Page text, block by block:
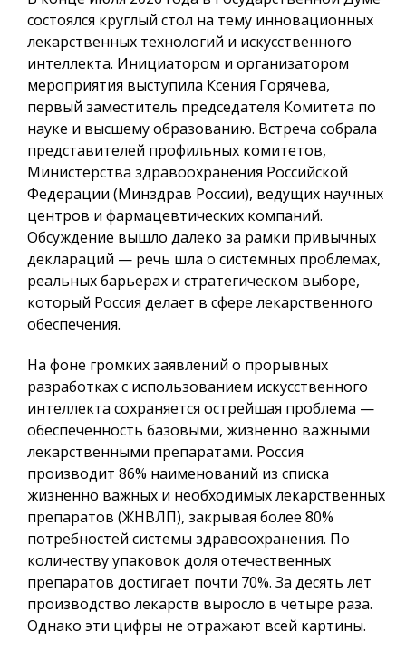
состоялся круглый стол на тему инновационных
лекарственных технологий и искусственного
интеллекта. Инициатором и организатором
мероприятия выступила Ксения Горячева,
первый заместитель председателя Комитета по
науке и высшему образованию. Встреча собрала
представителей профильных комитетов,
Министерства здравоохранения Российской
Федерации (Минздрав России), ведущих научных
центров и фармацевтических компаний.
Обсуждение вышло далеко за рамки привычных
деклараций — речь шла о системных проблемах,
реальных барьерах и стратегическом выборе,
который Россия делает в сфере лекарственного
обеспечения.
На фоне громких заявлений о прорывных
разработках с использованием искусственного
интеллекта сохраняется острейшая проблема —
обеспеченность базовыми, жизненно важными
лекарственными препаратами. Россия
производит 86% наименований из списка
жизненно важных и необходимых лекарственных
препаратов (ЖНВЛП), закрывая более 80%
потребностей системы здравоохранения. По
количеству упаковок доля отечественных
препаратов достигает почти 70%. За десять лет
производство лекарств выросло в четыре раза.
Однако эти цифры не отражают всей картины.